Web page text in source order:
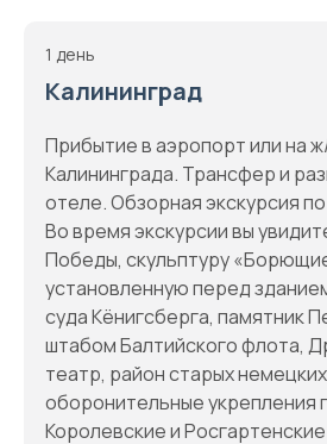
1 день
Калининград
Прибытие в аэропорт или на
Калининграда. Трансфер и
отеле. Обзорная экскурсия
Во время экскурсии вы
Победы, скульптуру
установленную перед
суда Кёнигсберга, памятник
штабом Балтийского флота,
театр, район старых
оборонительные укрепления
Королевские и